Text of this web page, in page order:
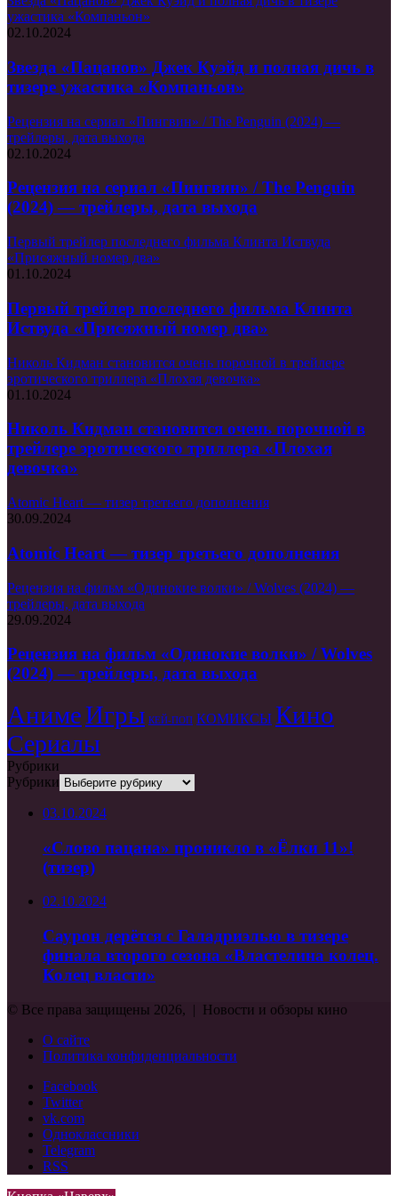
ужастика «Компаньон»
02.10.2024
Звезда «Пацанов» Джек Куэйд и полная дичь в
тизере ужастика «Компаньон»
Рецензия на сериал «Пингвин» / The Penguin (2024) —
трейлеры, дата выхода
02.10.2024
Рецензия на сериал «Пингвин» / The Penguin
(2024) — трейлеры, дата выхода
Первый трейлер последнего фильма Клинта Иствуда
«Присяжный номер два»
01.10.2024
Первый трейлер последнего фильма Клинта
Иствуда «Присяжный номер два»
Николь Кидман становится очень порочной в трейлере
эротического триллера «Плохая девочка»
01.10.2024
Николь Кидман становится очень порочной в
трейлере эротического триллера «Плохая
девочка»
Atomic Heart — тизер третьего дополнения
30.09.2024
Atomic Heart — тизер третьего дополнения
Рецензия на фильм «Одинокие волки» / Wolves (2024) —
трейлеры, дата выхода
29.09.2024
Рецензия на фильм «Одинокие волки» / Wolves
(2024) — трейлеры, дата выхода
АнимеИгры КЕЙ-ПОП КОМИКСЫ Кино
Сериалы
Рубрики
Рубрики
03.10.2024
«Слово пацана» проникло в «Ёлки 11»!
(тизер)
02.10.2024
Саурон дерётся с Галадриэлью в тизере
финала второго сезона «Властелина колец.
Колец власти»
© Все права защищены 2026, | Новости и обзоры кино
О сайте
Политика конфиденциальности
Facebook
Twitter
vk.com
Одноклассники
Telegram
RSS